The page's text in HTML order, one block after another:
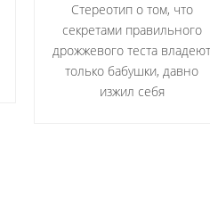
Стереотип о том, что
секретами правильного
дрожжевого теста владеют
только бабушки, давно
изжил себя